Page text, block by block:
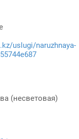
uslugi/naruzhnaya-
(несветовая)